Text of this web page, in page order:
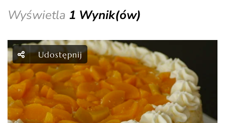
Wyświetla 1 Wynik(ów)
Udostępnij